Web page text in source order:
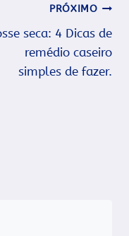
PRÓXIMO
seca: 4 Dicas de
remédio caseiro
simples de fazer.